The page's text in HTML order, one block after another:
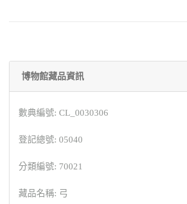
博物館藏品資訊
數典編號: CL_0030306
登記總號: 05040
分類編號: 70021
藏品名稱: 弓